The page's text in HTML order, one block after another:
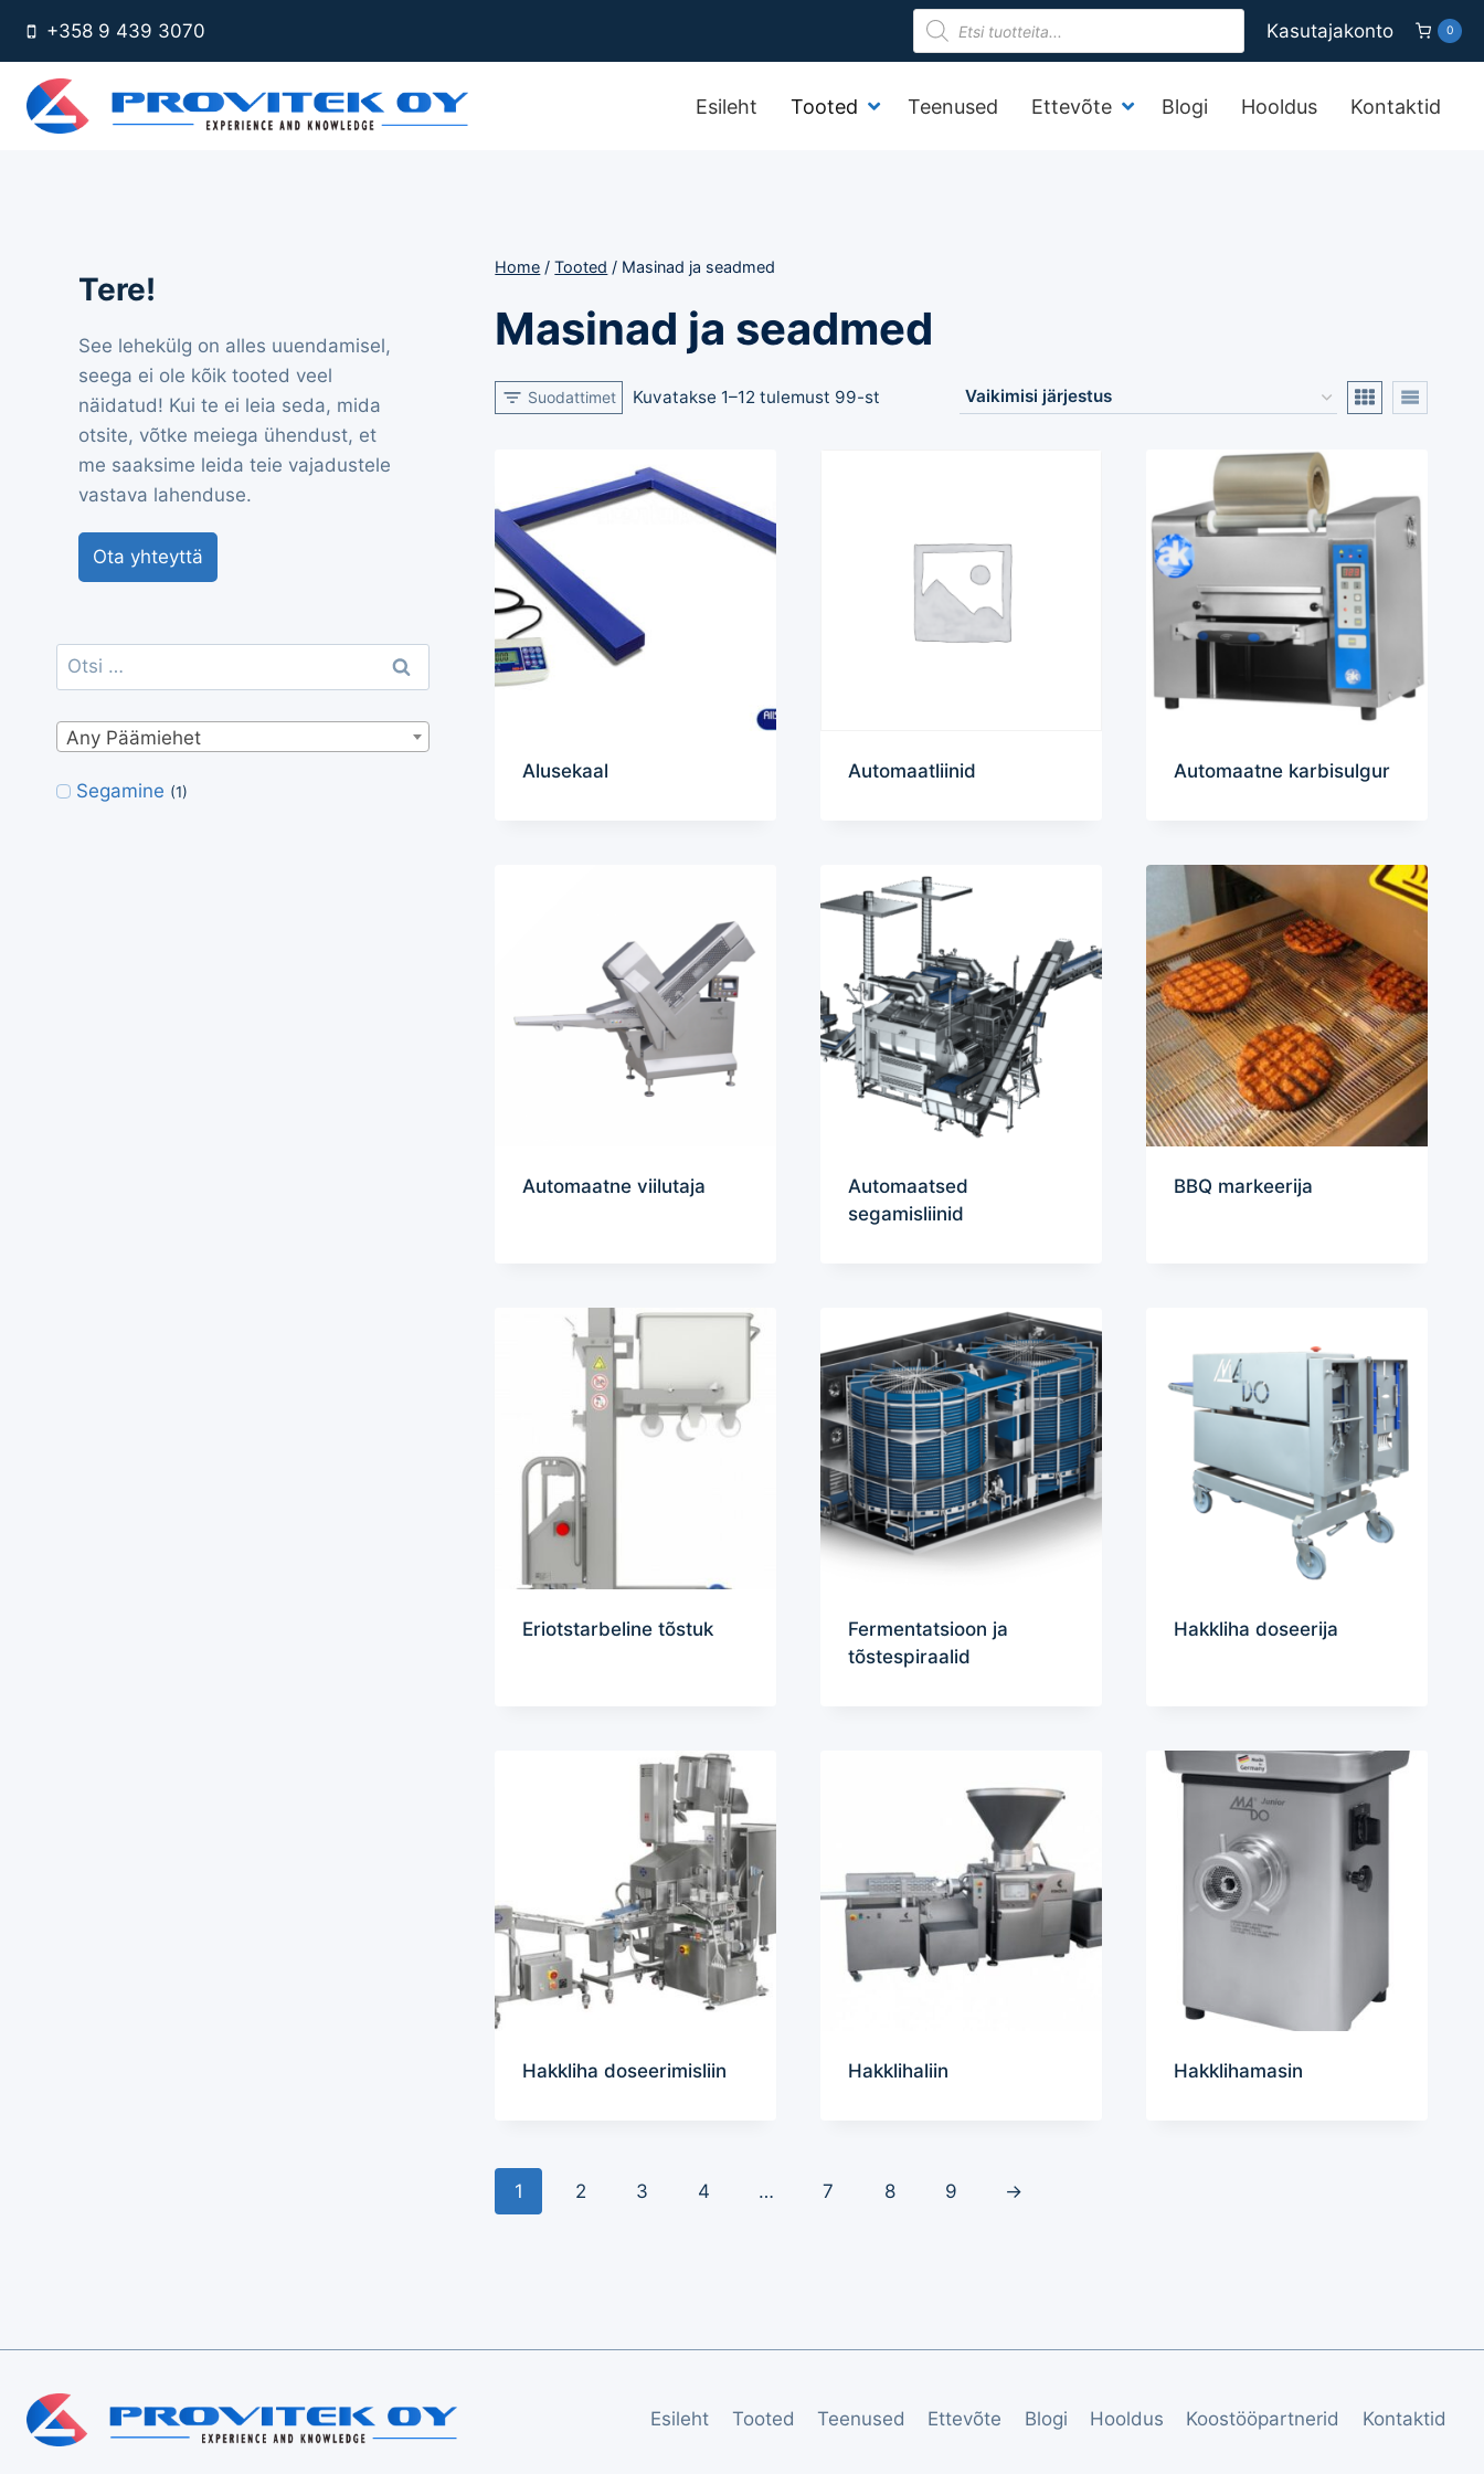
content
+358 9 439 3070
Products
search
Kasutajakonto 0
Esileht Tooted Teenused Ettevõte Blogi Hooldus Kontaktid
Home / Tooted / Masinad ja seadmed
Masinad ja seadmed
Suodattimet Kuvatakse 1–12 tulemust 99-st
Alusekaal Automaatliinid Automaatne karbisulgur
Automaatne viilutaja
Automaatsed
segamisliinid
BBQ markeerija
Eriotstarbeline tõstuk
Fermentatsioon ja
tõstespiraalid
Hakkliha doseerija
Hakkliha doseerimisliin Hakklihaliin Hakklihamasin
1 2 3 4 … 7 8 9 →
Tere!
See lehekülg on alles uuendamisel,
seega ei ole kõik tooted veel
näidatud! Kui te ei leia seda, mida
otsite, võtke meiega ühendust, et
me saaksime leida teie vajadustele
vastava lahenduse.
Ota yhteyttä
Otsi:
Any Päämiehet
Segamine (1)
Esileht Tooted Teenused Ettevõte Blogi Hooldus Koostööpartnerid Kontaktid